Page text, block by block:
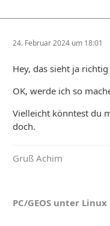
24. Februar 2024 um 18:01
Hey, das sieht ja
OK, werde ich so
Vielleicht könntest du
doch.
Gruß Achim
PC/GEOS unter Linux